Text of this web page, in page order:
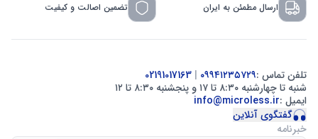
ارسال مطمئن به ایران تضمین اصالت و کیفیت
تلفن تماس :۰۹۹۴۱۲۳۵۷۲۹ |
شنبه تا چهارشنبه ۸:۳۰ تا ۱۷ و پنجشنبه ۸:۳۰ تا ۱۲
ایمیل :info@microless.ir
گفتگوی آنلاین
خبرنامه